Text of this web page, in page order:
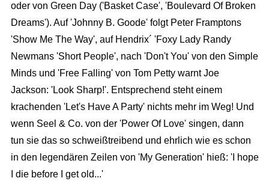
oder von Green Day ('Basket Case', 'Boulevard Of Broken
Dreams'). Auf 'Johnny B. Goode' folgt Peter Framptons
'Show Me The Way', auf Hendrix´ 'Foxy Lady Randy
Newmans 'Short People', nach 'Don't You' von den Simple
Minds und 'Free Falling' von Tom Petty warnt Joe
Jackson: 'Look Sharp!'. Entsprechend steht einem
krachenden 'Let's Have A Party' nichts mehr im Weg! Und
wenn Seel & Co. von der 'Power Of Love' singen, dann
tun sie das so schweißtreibend und ehrlich wie es schon
in den legendären Zeilen von 'My Generation' hieß: 'I hope
I die before I get old...'